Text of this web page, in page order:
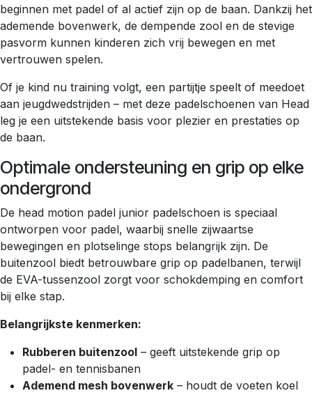
beginnen met padel of al actief zijn op de baan. Dankzij het
ademende bovenwerk, de dempende zool en de stevige
pasvorm kunnen kinderen zich vrij bewegen en met
vertrouwen spelen.
Of je kind nu training volgt, een partijtje speelt of meedoet
aan jeugdwedstrijden – met deze padelschoenen van Head
leg je een uitstekende basis voor plezier en prestaties op
de baan.
Optimale ondersteuning en grip op elke
ondergrond
De head motion padel junior padelschoen is speciaal
ontworpen voor padel, waarbij snelle zijwaartse
bewegingen en plotselinge stops belangrijk zijn. De
buitenzool biedt betrouwbare grip op padelbanen, terwijl
de EVA-tussenzool zorgt voor schokdemping en comfort
bij elke stap.
Belangrijkste kenmerken:
Rubberen buitenzool – geeft uitstekende grip op
padel- en tennisbanen
Ademend mesh bovenwerk – houdt de voeten koel